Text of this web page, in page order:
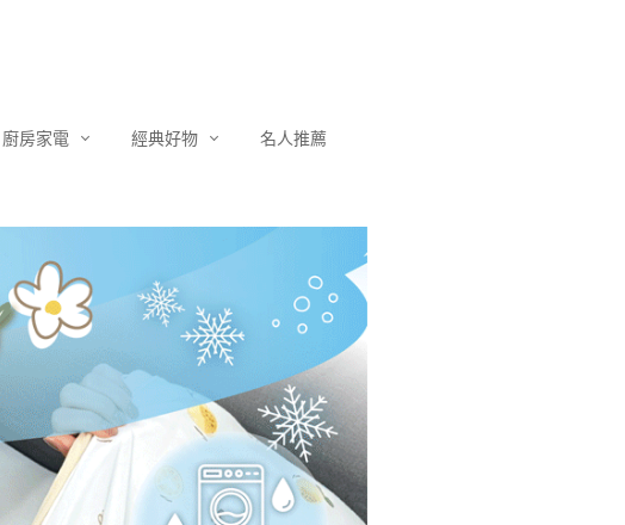
廚房家電 經典好物 名人推薦